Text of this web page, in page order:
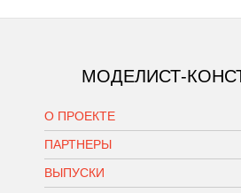
МОДЕЛИСТ-
О ПРОЕКТЕ
ПАРТНЕРЫ
ВЫПУСКИ